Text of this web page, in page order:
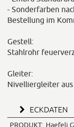
- Sonderfarben
Bestellung im
Gestell:
Stahlrohr
Gleiter:
Nivelliergleiter
ECKDATEN
PRODUKT: Haefeli